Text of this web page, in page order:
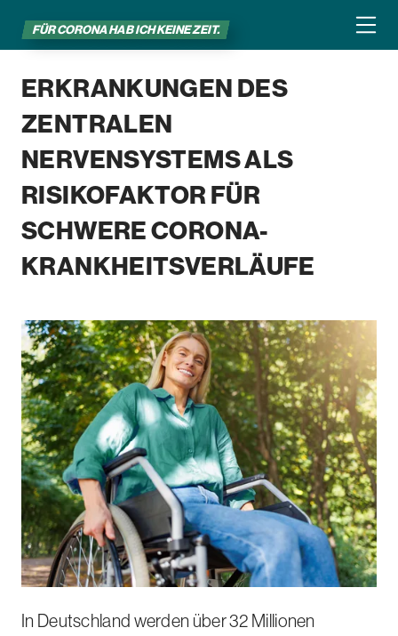
FÜR CORONA HAB ICH KEINE ZEIT.
ERKRANKUNGEN DES
ZENTRALEN
NERVENSYSTEMS ALS
RISIKOFAKTOR FÜR
SCHWERE CORONA-
KRANKHEITSVERLÄUFE
In Deutschland werden über 32 Millionen